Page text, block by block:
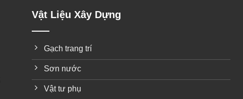
Vật Liệu Xây Dựng
Gạch trang trí
Sơn nước
Vật tư phụ